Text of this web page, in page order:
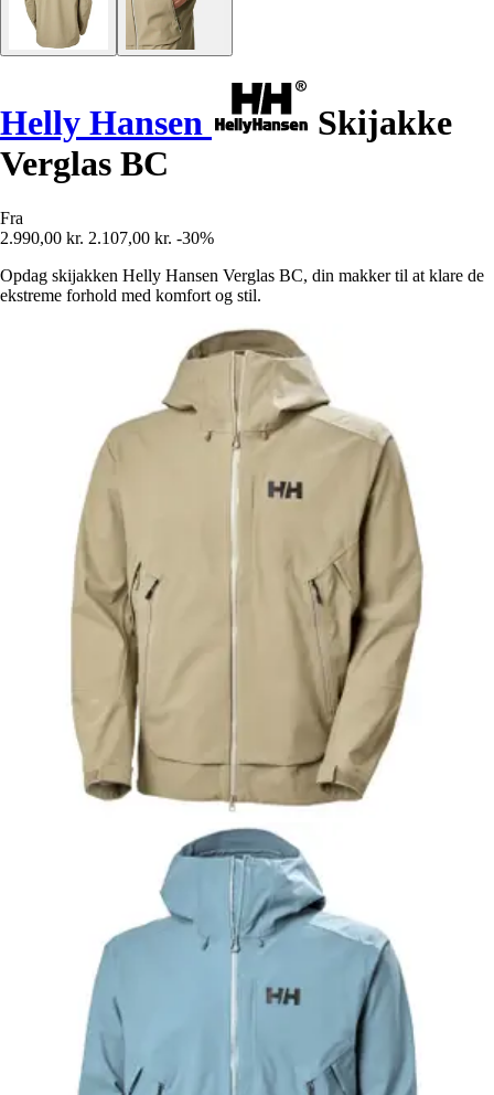
Helly Hansen
Skijakke
Verglas BC
Fra
2.990,00 kr. 2.107,00 kr. -30%
Opdag skijakken Helly Hansen Verglas BC, din makker til at klare de
ekstreme forhold med komfort og stil.